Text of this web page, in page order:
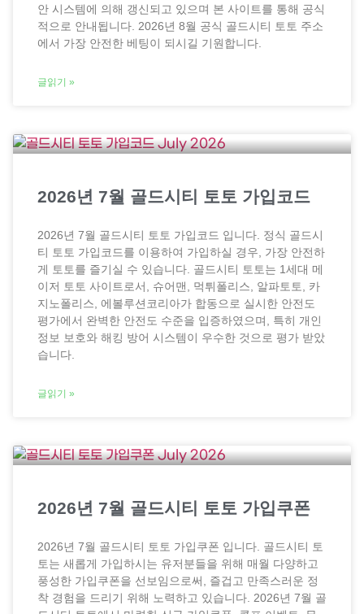
안 시스템에 의해 갱신되고 있으며 본 사이트를 통해 공식
적으로 안내됩니다. 2026년 8월 공식 골드시티 토토 주소
에서 가장 안전한 베팅이 되시길 기원합니다.
글읽기 »
2026년 7월 골드시티 토토 가입코드
2026년 7월 골드시티 토토 가입코드 입니다. 정식 골드시
티 토토 가입코드를 이용하여 가입하실 경우, 가장 안전하
게 토토를 즐기실 수 있습니다. 골드시티 토토는 1세대 메
이저 토토 사이트로서, 슈어맨, 먹튀폴리스, 알파토토, 카
지노폴리스, 에볼루션코리아가 합동으로 실시한 안전도
평가에서 완벽한 안전도 수준을 입증하였으며, 특히 개인
정보 보호와 해킹 방어 시스템이 우수한 것으로 평가 받았
습니다.
글읽기 »
2026년 7월 골드시티 토토 가입쿠폰
2026년 7월 골드시티 토토 가입쿠폰 입니다. 골드시티 토
토는 새롭게 가입하시는 유저분들을 위해 매월 다양하고
풍성한 가입쿠폰을 선보임으로써, 즐겁고 만족스러운 정
착 경험을 드리기 위해 노력하고 있습니다. 2026년 7월 골